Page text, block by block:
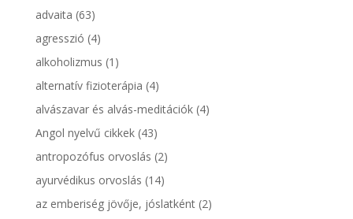
advaita (63)
agresszió (4)
alkoholizmus (1)
alternatív fizioterápia (4)
alvászavar és alvás-meditációk(4)
Angol nyelvű cikkek(43)
antropozófus orvoslás (2)
ayurvédikus orvoslás (14)
az emberiség jövője, jóslatként(2)